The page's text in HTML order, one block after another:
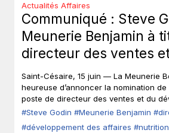
Actualités Affaires
Communiqué : Steve
Meunerie Benjamin à
directeur des ventes
développement des
Saint-Césaire, 15 juin — La Meunerie
heureuse d’annoncer la nomination de
poste de directeur des ventes et du
#Steve Godin #Meunerie Benjamin
#développement des affaires